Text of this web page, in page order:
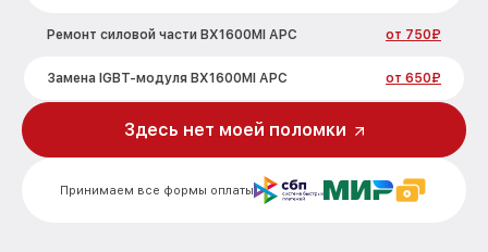
Ремонт силовой части BX1600MI APC от 750₽
Замена IGBT-модуля BX1600MI APC от 650₽
Принимаем все формы оплаты
Здесь нет моей поломки